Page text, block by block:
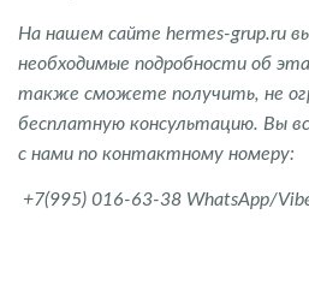
На нашем сайте hermes-grup.ru
необходимые подробности об
также сможете получить, не
бесплатную консультацию. Вы
с нами по контактному номеру:
+7(995) 016-63-38 WhatsApp/